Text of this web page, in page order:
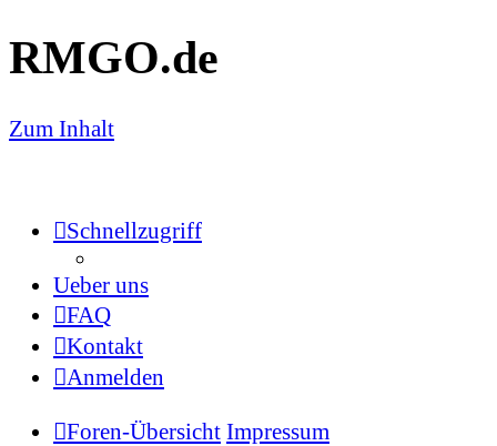
RMGO.de
Zum Inhalt
Schnellzugriff
Ueber uns
FAQ
Kontakt
Anmelden
Foren-Übersicht Impressum